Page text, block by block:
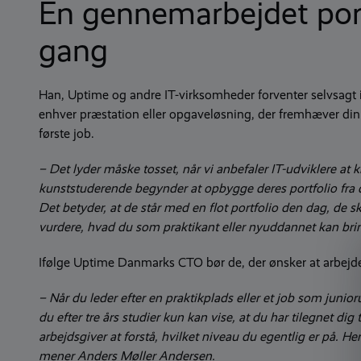
En gennemarbejdet
gang
Han, Uptime og andre IT-virksomheder forventer
enhver præstation eller opgaveløsning, der fremhæver
første job.
– Det lyder måske tosset, når vi anbefaler IT-udviklere
kunststuderende begynder at opbygge deres portfolio
Det betyder, at de står med en flot portfolio den dag, de
vurdere, hvad du som praktikant eller nyuddannet kan
Ifølge Uptime Danmarks CTO bør de, der ønsker at
– Når du leder efter en praktikplads eller et job som
du efter tre års studier kun kan vise, at du har tilegnet
arbejdsgiver at forstå, hvilket niveau du egentlig er på.
mener Anders Møller Andersen.